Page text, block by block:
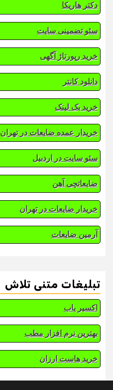
دکتر هاریکا
سئو تضمینی سایت
خرید رپورتاژ آگهی
دانلود کانتر
خرید بک لینک
خریدار عمده ضایعات در تهران
سئو سایت در اردبیل
ضایعاتچی آهن
خریدار ضایعات در تهران
آرمین ضایعات
تبلیغات متنی تلاش
اکسیر یاب
بهترین نرم افزار مطب
خرید هاست ارزان